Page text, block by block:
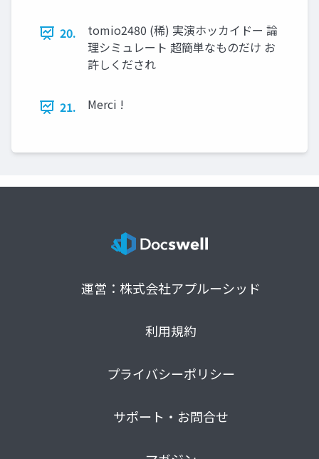
20.
tomio2480 (稀) 実演ホッカイドー 論
理シミュレート 超簡単なものだけ お
許しくだされ
21. Merci !
運営：株式会社アプルーシッド
利用規約
プライバシーポリシー
サポート・お問合せ